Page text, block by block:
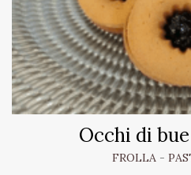
Occhi di
FROLLA -